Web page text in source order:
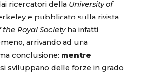
ricercatori della University of
e pubblicato sulla rivista
the Royal Societyha infatti
arrivando ad una
conclusione: mentre
si sviluppano delle forze in grado